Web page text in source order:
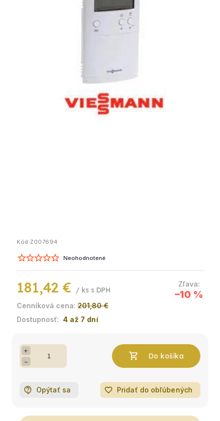
Kód:Z007694
Neohodnotené
201,80 €
–10 %
181,42 € / ks
4 až 7 dní
+
−
Opýtať sa favorite_border Pridať do obľúbených